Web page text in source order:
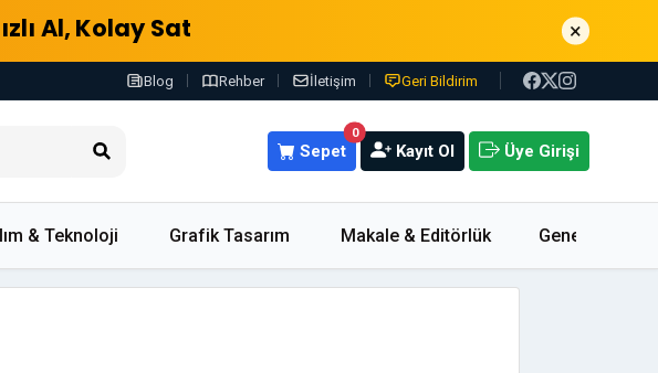
Al, Kolay Sat ×
Blog Rehber İletişim Geri Bildirim
0
Sepet Kayıt Ol Üye Girişi
& Teknoloji Grafik Tasarım Makale & Editörlük Genel